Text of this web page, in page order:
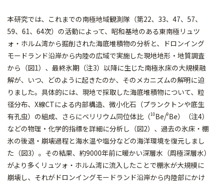
本研究では、これまでの南極地域観測隊（第22、33、47、57、
59、61、64次）の活動によって、昭和基地のある東南極リュツ
ォ・ホルム湾から掘削された海底堆積物の分析と、ドロンイング
モードランド沿岸から内陸の広域で実施した現地地形・地質調査
から（図1）、最終氷期（注3）以降に生じた南極氷床の大規模融
解が、いつ、どのように起きたのか、そのメカニズムの解明に迫
りました。具体的には、現地で採取した海底堆積物について、粒
径分布、X線CTによる内部構造、微小化石（プランクトンや底生
有孔虫）の組成、さらにベリリウム同位体比（10Be/9Be）（注4）
などの物理・化学的指標を詳細に分析し（図2）、過去の氷床・棚
氷の後退・崩壊過程と海水温や塩分などの海洋環境を復元しまし
た（図3）。その結果、約9000年前に暖かい深層水（周極深層水）
がより多くリュツォ・ホルム湾に流入したことで棚氷が大規模に
崩壊し、それがドロンイングモードランド沿岸から内陸部にかけ